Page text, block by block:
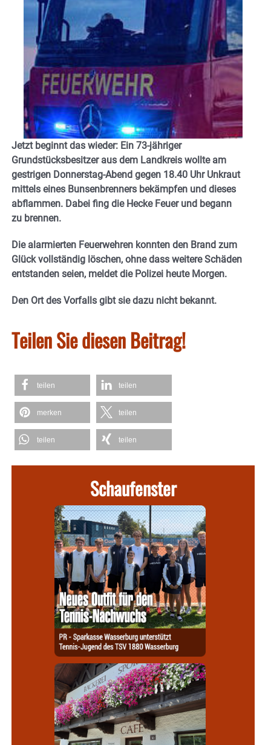
Jetzt beginnt das wieder: Ein 73-jähriger
Grundstücksbesitzer aus dem Landkreis wollte am
gestrigen Donnerstag-Abend gegen 18.40 Uhr Unkraut
mittels eines Bunsenbrenners bekämpfen und dieses
abflammen. Dabei fing die Hecke Feuer und begann
zu brennen.
Die alarmierten Feuerwehren konnten den Brand zum
Glück vollständig löschen, ohne dass weitere Schäden
entstanden seien, meldet die Polizei heute Morgen.
Den Ort des Vorfalls gibt sie dazu nicht bekannt.
Teilen Sie diesen Beitrag!
teilen teilen
merken teilen
teilen teilen
Schaufenster